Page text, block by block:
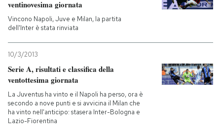
ventinovesima giornata
Vincono Napoli, Juve e Milan, la partita
dell'Inter è stata rinviata
10/3/2013
Serie A, risultati e classifica della
ventottesima giornata
La Juventus ha vinto e il Napoli ha perso, ora è
secondo a nove punti e si avvicina il Milan che
ha vinto nell'anticipo: stasera Inter-Bologna e
Lazio-Fiorentina